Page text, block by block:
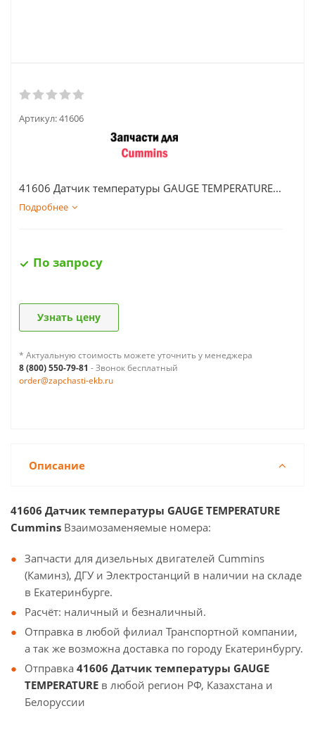
Артикул:41606
41606 Датчик температуры GAUGE TEMPERATURE...
Подробнее
По запросу
Узнать цену
* Актуальную стоимость можете уточнить у менеджера
8 (800) 550-79-81 - Звонок бесплатный
order@zapchasti-ekb.ru
Описание
41606 Датчик температуры GAUGE TEMPERATURE
Cummins Взаимозаменяемые номера:
Запчасти для дизельных двигателей Cummins
(Каминз), ДГУ и Электростанций в наличии на складе
в Екатеринбурге.
Расчёт: наличный и безналичный.
Отправка в любой филиал Транспортной компании,
а так же возможна доставка по городу Екатеринбургу.
Отправка 41606 Датчик температуры GAUGE
TEMPERATURE в любой регион РФ, Казахстана и
Белоруссии